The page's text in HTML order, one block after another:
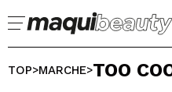
SELEZIONA
TOP>MARCHE>TOO